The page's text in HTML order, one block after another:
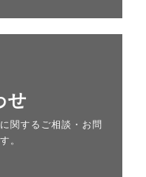
せ
関するご相談・お問
。